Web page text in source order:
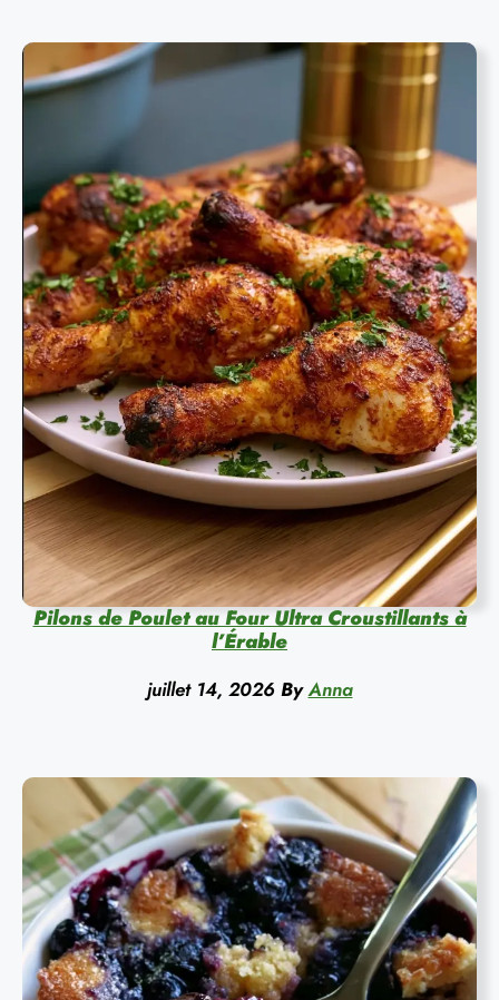
Pilons de Poulet au Four Ultra Croustillants à
l’Érable
juillet 14, 2026 By Anna